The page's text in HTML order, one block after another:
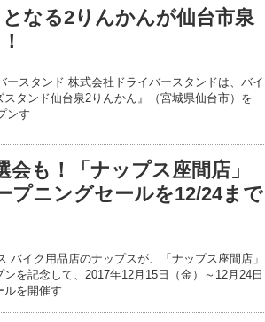
なる2りんかんが仙台市泉
ースタンド 株式会社ドライバースタンドは、バイ
タンド仙台泉2りんかん』（宮城県仙台市）を
ンす
会も！「ナップス座間店」
プニングセールを12/24まで
バイク用品店のナップスが、「ナップス座間店」
ンを記念して、2017年12月15日（金）～12月24日
ルを開催す